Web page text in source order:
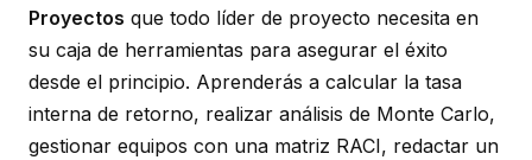
Proyectos que todo líder de proyecto necesita en
su caja de herramientas para asegurar el éxito
desde el principio. Aprenderás a calcular la tasa
interna de retorno, realizar análisis de Monte Carlo,
gestionar equipos con una matriz RACI, redactar un